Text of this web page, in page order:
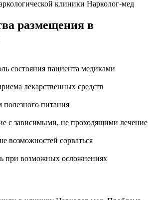
размещения в
состояния пациента медиками
лекарственных средств
питания
с зависимыми, не проходящими лечение
возможностей сорваться
при возможных осложнениях